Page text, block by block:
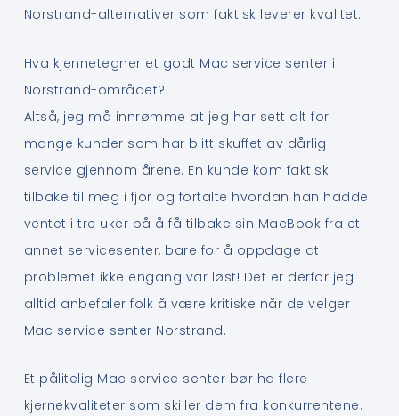
Norstrand-alternativer som faktisk leverer kvalitet.
Hva kjennetegner et godt Mac service senter i
Norstrand-området?
Altså, jeg må innrømme at jeg har sett alt for
mange kunder som har blitt skuffet av dårlig
service gjennom årene. En kunde kom faktisk
tilbake til meg i fjor og fortalte hvordan han hadde
ventet i tre uker på å få tilbake sin MacBook fra et
annet servicesenter, bare for å oppdage at
problemet ikke engang var løst! Det er derfor jeg
alltid anbefaler folk å være kritiske når de velger
Mac service senter Norstrand.
Et pålitelig Mac service senter bør ha flere
kjernekvaliteter som skiller dem fra konkurrentene.